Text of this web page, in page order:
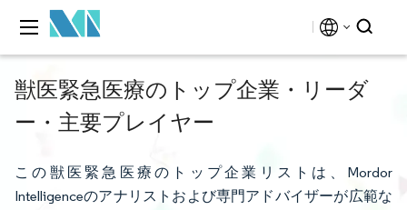
獣医緊急医療のトップ企業・リーダ
ー・主要プレイヤー
この獣医緊急医療のトップ企業リストは、Mordor
Intelligenceのアナリストおよび専門アドバイザーが広範な